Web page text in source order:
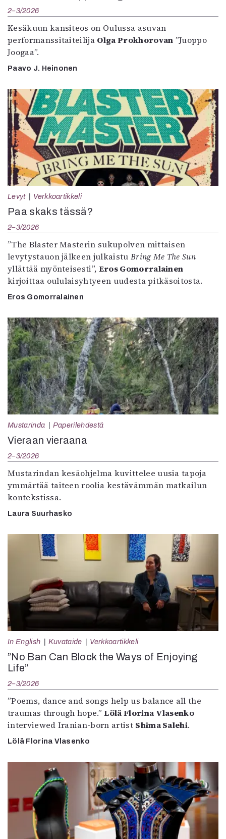
2–3/2026
Kesäkuun kansiteos on Oulussa asuvan
performanssitaiteilija Olga Prokhorovan ”Juoppo
Joogaa”.
Paavo J. Heinonen
Levyt Verkkoartikkeli
Paa skaks tässä?
2–3/2026
”The Blaster Masterin sukupolven mittaisen
levytystauon jälkeen julkaistu Bring Me The Sun
yllättää myönteisesti”, Eros Gomorralainen
kirjoittaa oululaisyhtyeen uudesta pitkäsoitosta.
Eros Gomorralainen
Mustarinda Paperilehdestä
Vieraan vieraana
2–3/2026
Mustarindan kesäohjelma kuvittelee uusia tapoja
ymmärtää taiteen roolia kestävämmän matkailun
kontekstissa.
Laura Suurhasko
In English Kuvataide Verkkoartikkeli
”No Ban Can Block the Ways of Enjoying
Life”
2–3/2026
”Poems, dance and songs help us balance all the
traumas through hope.”Lölä Florina Vlasenko
interviewed Iranian-born artist Shima Salehi.
Lölä Florina Vlasenko